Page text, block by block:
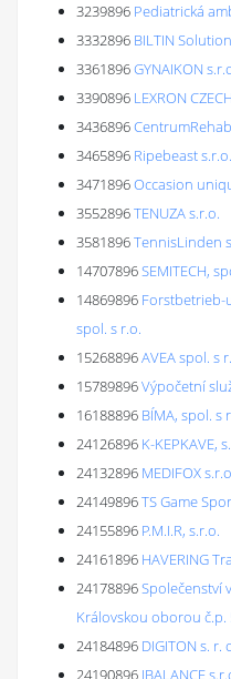
3239896 Pediatrická
3332896 BILTIN
3361896GYNAIKON
3390896 LEXRON
3436896
3465896 Ripebeast s.r.o.
3471896Occasion
3552896TENUZA s.r.o.
3581896TennisLinden
14707896SEMITECH,
14869896 Forstbetrieb-
spol. s r.o.
15268896AVEA spol. s
15789896Výpočetní
16188896 BÍMA, spol. s
24126896 K-KEPKAVE,
24132896 MEDIFOX
24149896TS Game
24155896 P.M.I.R, s.r.o.
24161896 HAVERING
24178896Společenství
Královskou oborou č.p.
24184896 DIGITON s. r.
24190896 IBALANCE